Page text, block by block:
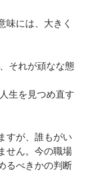
味には、大きく
それが頑なな態
生を見つめ直す
すが、誰もがい
せん。今の職場
るべきかの判断